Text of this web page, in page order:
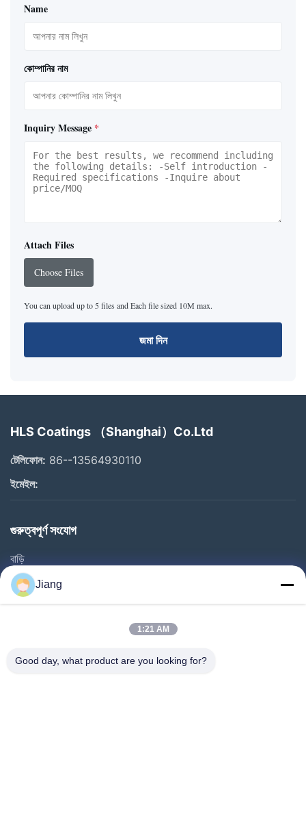
Name
কোম্পানির নাম
Inquiry Message *
Attach Files
Choose Files
You can upload up to 5 files and Each file sized 10M max.
জমা দিন
HLS Coatings （Shanghai）Co.Ltd
টেলিফোন: 86--13564930110
ইমেইল:
গুরুত্বপূর্ণ সংযোগ
বাড়ি
পণ্য
ভিডিও
আমাদের সম্বন্ধে
Jiang
1:21 AM
Good day, what product are you looking for?